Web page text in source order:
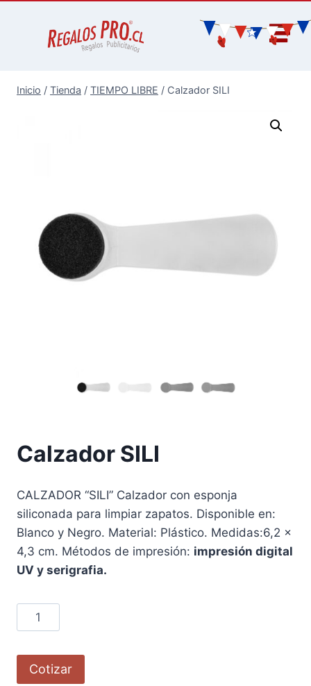
Inicio / Tienda / TIEMPO LIBRE / Calzador SILI
Calzador SILI
CALZADOR “SILI” Calzador con esponja
siliconada para limpiar zapatos. Disponible en:
Blanco y Negro. Material: Plástico. Medidas:6,2 x
4,3 cm. Métodos de impresión: impresión digital
UV y serigrafia.
Cotizar